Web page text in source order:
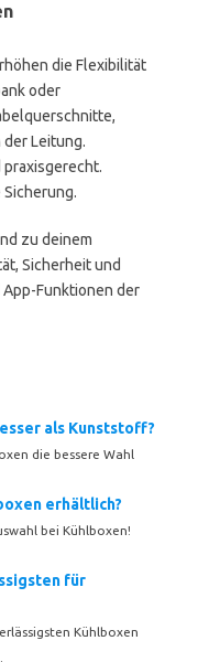
die Flexibilität
oder
Leitung.
zu deinem
Sicherheit und
Funktionen der
als Kunststoff?
die bessere Wahl
erhältlich?
bei Kühlboxen!
für
Kühlboxen